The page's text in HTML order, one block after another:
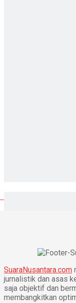
SuaraNusantara.com
jurnalistik dan asas
saja objektif dan
membangkitkan